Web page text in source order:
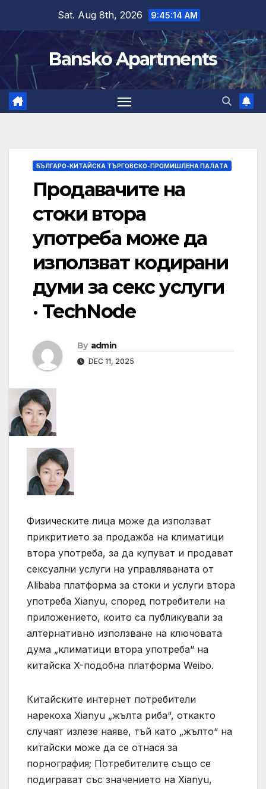
content
Sat. Aug 8th, 2026 9:45:15 AM
Bansko Apartments
БЪЛГАРО-КИТАЙСКА ТЪРГОВСКО-ПРОМИШЛЕНА ПАЛAТА
Продавачите на
стоки втора
употреба може да
използват кодирани
думи за секс услуги
· TechNode
By admin
DEC 11, 2025
Физическите лица може да използват
прикритието за продажба на климатици
втора употреба, за да купуват и продават
сексуални услуги на управляваната от
Alibaba платформа за стоки и услуги втора
употреба Xianyu, според потребители на
приложението, които са публикували за
алтернативно използване на ключовата
дума „климатици втора употреба“ на
китайска X-подобна платформа Weibo.
Китайските интернет потребители
нарекоха Xianyu „жълта риба“, откакто
случаят излезе наяве, тъй като „жълто“ на
китайски може да се отнася за
порнография; Потребителите също се
подиграват със значението на Xianyu,